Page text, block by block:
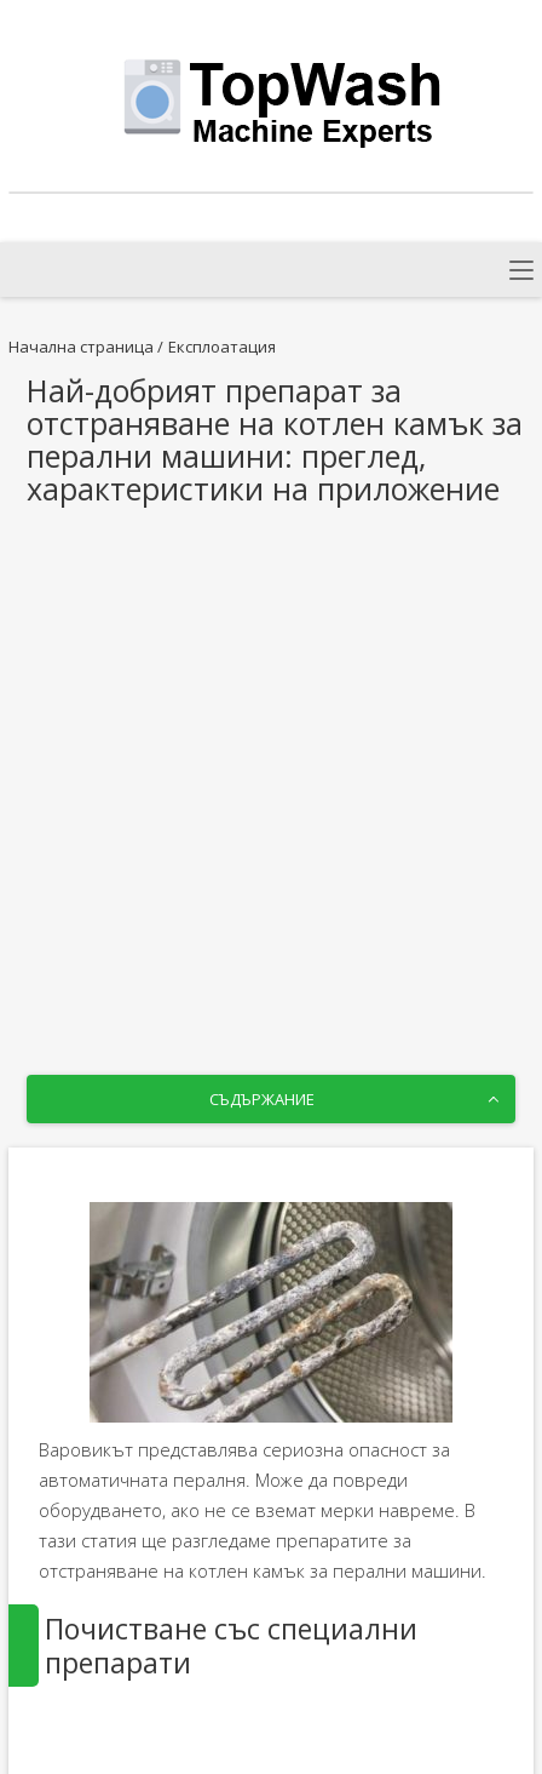
Начална страница / Експлоатация
Най-добрият препарат за
отстраняване на котлен камък за
перални машини: преглед,
характеристики на приложение
СЪДЪРЖАНИЕ
Варовикът представлява сериозна опасност за
автоматичната пералня. Може да повреди
оборудването, ако не се вземат мерки навреме. В
тази статия ще разгледаме препаратите за
отстраняване на котлен камък за перални машини.
Почистване със специални
препарати